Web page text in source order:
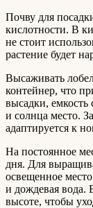
Почву для
кислотности. В
не стоит
растение будет
Высаживать
контейнер, что
высадки, емкость
и солнца место.
адаптируется к
На постоянное
дня. Для
освещенное
и дождевая вода.
высоте, чтобы